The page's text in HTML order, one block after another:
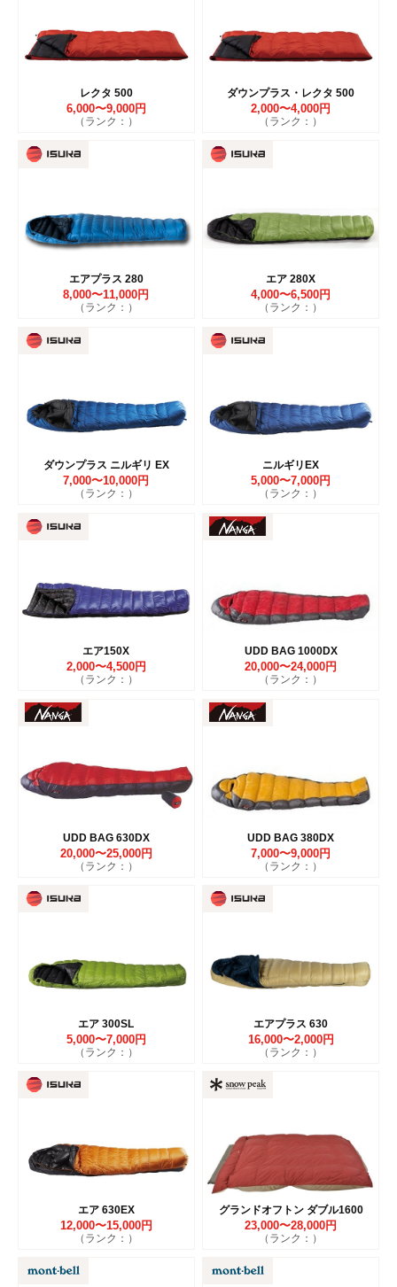
レクタ 500
6,000〜9,000円
（ランク：）
ダウンプラス・レクタ 500
2,000〜4,000円
（ランク：）
エアプラス 280
8,000〜11,000円
（ランク：）
エア 280X
4,000〜6,500円
（ランク：）
ダウンプラス ニルギリ EX
7,000〜10,000円
（ランク：）
ニルギリEX
5,000〜7,000円
（ランク：）
エア150X
2,000〜4,500円
（ランク：）
UDD BAG 1000DX
20,000〜24,000円
（ランク：）
UDD BAG 630DX
20,000〜25,000円
（ランク：）
UDD BAG 380DX
7,000〜9,000円
（ランク：）
エア 300SL
5,000〜7,000円
（ランク：）
エアプラス 630
16,000〜2,000円
（ランク：）
エア 630EX
12,000〜15,000円
（ランク：）
グランドオフトン ダブル1600
23,000〜28,000円
（ランク：）